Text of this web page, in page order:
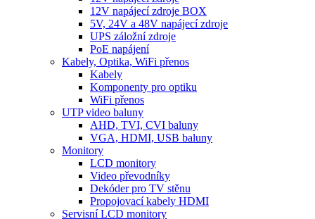
12V napájecí zdroje BOX
5V, 24V a 48V napájecí zdroje
UPS záložní zdroje
PoE napájení
Kabely, Optika, WiFi přenos
Kabely
Komponenty pro optiku
WiFi přenos
UTP video baluny
AHD, TVI, CVI baluny
VGA, HDMI, USB baluny
Monitory
LCD monitory
Video převodníky
Dekóder pro TV stěnu
Propojovací kabely HDMI
Servisní LCD monitory